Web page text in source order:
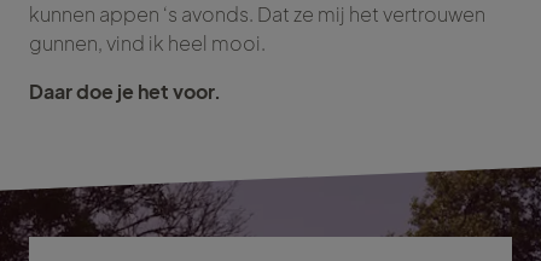
kunnen appen ‘s avonds. Dat ze mij het vertrouwen
gunnen, vind ik heel mooi.
Daar doe je het voor.